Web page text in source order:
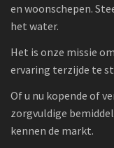
en woonschepen.
het water.
Het is onze missie
ervaring terzijde te
Of u nu kopende of
zorgvuldige
kennen de markt.